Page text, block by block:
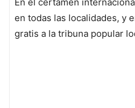
En el certamen
en todas las localidades, y
gratis a la tribuna popular